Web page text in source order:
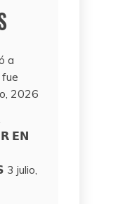
a
fue
2026
𝗘𝗡
3 julio,